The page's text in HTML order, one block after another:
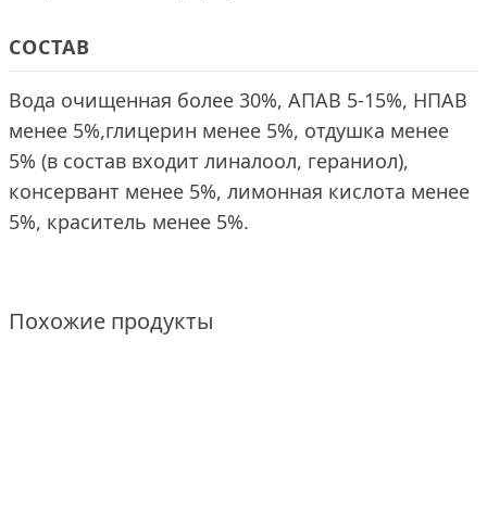
СОСТАВ
Вода очищенная более 30%, АПАВ 5-15%, НПАВ
менее 5%,глицерин менее 5%, отдушка менее
5% (в состав входит линалоол, гераниол),
консервант менее 5%, лимонная кислота менее
5%, краситель менее 5%.
Похожие продукты